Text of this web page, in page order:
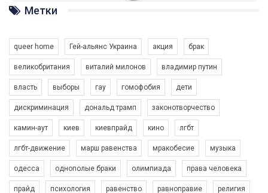
ГАУ є в 16 областях України.
Разом наш голос лунає гучніше!
Зупинимо насильство проти ЛГБТ в Україні! Stop violence against LGBT in Ukraine!
6/30/2017
Емоційний та вражаючий промо-ролік на конкурс PACT, який
Метки
queer home Гей-альянс Украина акция брак
великобритания виталий милонов владимир путин
власть выборы гау гомофобия дети
дискриминация дональд трамп законотворчество
камин-аут киев киевпрайд кино лгбт
лгбт-движение марш равенства мракобесие музыка
одесса однополые браки олимпиада права человека
прайд психология равенство равноправие религия